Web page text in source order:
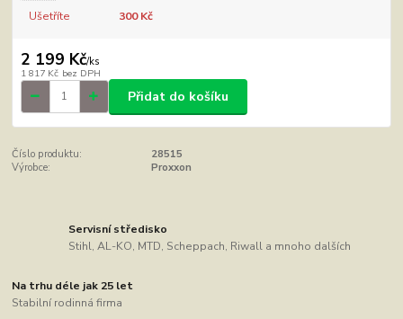
Ušetříte 300 Kč
2 199 Kč/ks
1 817 Kč bez DPH
Přidat do košíku
Číslo produktu:
28515
Výrobce:
Proxxon
Servisní středisko
Stihl, AL-KO, MTD, Scheppach, Riwall a mnoho dalších
Na trhu déle jak 25 let
Stabilní rodinná firma